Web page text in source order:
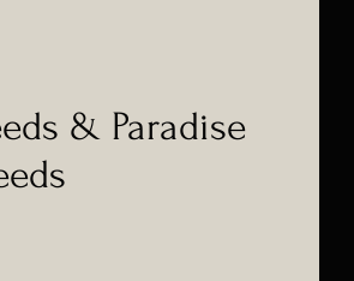
& Paradise